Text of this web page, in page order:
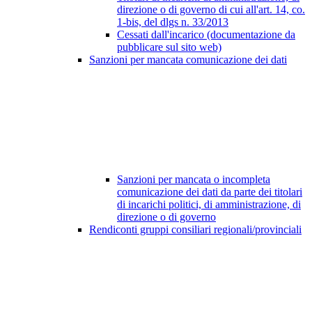
direzione o di governo di cui all'art. 14, co.
1-bis, del dlgs n. 33/2013
Cessati dall'incarico (documentazione da
pubblicare sul sito web)
Sanzioni per mancata comunicazione dei dati
Sanzioni per mancata o incompleta
comunicazione dei dati da parte dei titolari
di incarichi politici, di amministrazione, di
direzione o di governo
Rendiconti gruppi consiliari regionali/provinciali